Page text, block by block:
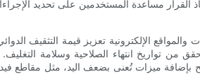
القرار مساعدة المستخدمين على تحديد
والمواقع الإلكترونية تعزيز قيمة التثقيف
من تواريخ انتهاء الصلاحية وسلامة
بإضافة ميزات تُعنى بضعف اليد، مثل مقاطع